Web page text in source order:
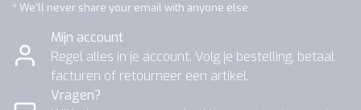
* We'll never share your email with anyone else.
Mijn account
Regel alles in je account. Volg je bestelling, betaal
facturen of retourneer een artikel.
Vragen?